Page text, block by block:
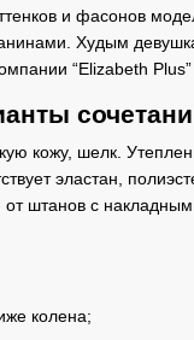
и фасонов
Худым
“Elizabeth
кожу, шелк.
эластан,
штанов с
колена;